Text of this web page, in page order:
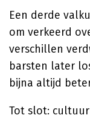
Een derde
om verkeerd
verschillen
barsten later
bijna altijd
Tot slot: